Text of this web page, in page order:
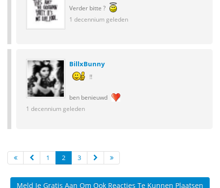
Verder bitte ?
1 decennium geleden
BillxBunny
!!
ben benieuwd
1 decennium geleden
1 2 3
Meld Je Gratis Aan Om Ook Reacties Te Kunnen Plaatsen